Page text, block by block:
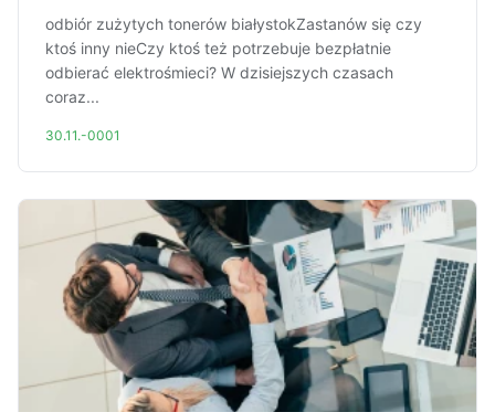
odbiór zużytych tonerów białystokZastanów się czy
ktoś inny nieCzy ktoś też potrzebuje bezpłatnie
odbierać elektrośmieci? W dzisiejszych czasach
coraz...
30.11.-0001